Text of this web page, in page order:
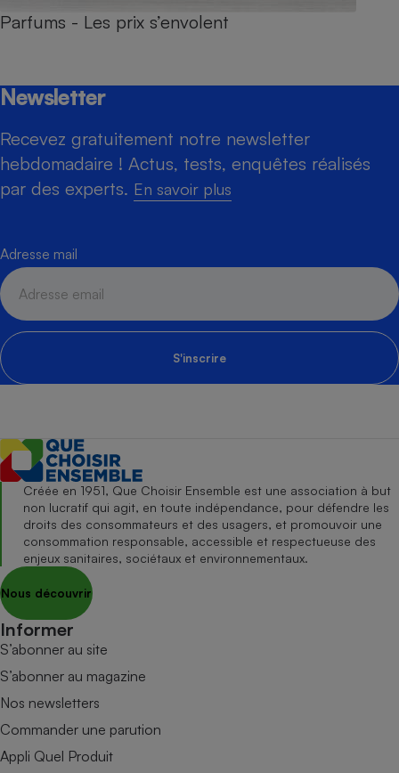
Parfums - Les prix s’envolent
Newsletter
Recevez gratuitement notre newsletter
hebdomadaire ! Actus, tests, enquêtes réalisés
par des experts. En savoir plus
Adresse mail
S'inscrire
Créée en 1951, Que Choisir Ensemble est une association à but
non lucratif qui agit, en toute indépendance, pour défendre les
droits des consommateurs et des usagers, et promouvoir une
consommation responsable, accessible et respectueuse des
enjeux sanitaires, sociétaux et environnementaux.
Nous découvrir
Informer
S’abonner au site
S’abonner au magazine
Nos newsletters
Commander une parution
Appli Quel Produit